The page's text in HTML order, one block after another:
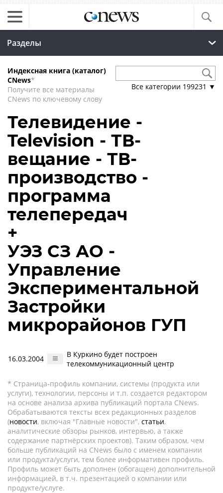
Разделы
Индексная книга (каталог)
CNews*
Получите все материалы
CNews по ключевому слову
Все категории 199231 ▼
Телевидение -
Television - ТВ-
вещание - ТВ-
производство -
программа
телепередач
+
УЭЗ СЗ АО -
Управление
Экспериментальной
Застройки
микрорайонов ГУП
16.03.2004
В Куркино будет построен
телекоммуникационный центр
* Страница-профиль компании, системы (продукта или
услуги), технологии, персоны и т.п. создается редактором
на основе анализа архива публикаций портала CNews.
Обрабатываются тексты всех редакционных разделов
(новости, включая "Главные новости", статьи,
аналитические обзоры рынков, интервью, а также
содержание партнёрских проектов). Таким образом, чем
больше публикаций на CNews было с именем компании
или продукта/услуги, тем более информативен профиль.
Профиль может быть дополнен (обогащен) дополнительной
информацией, в т.ч. презентацией о компании или
продукте/услуге.